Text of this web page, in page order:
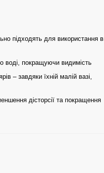
підходять для використання в
воді, покращуючи видимість
– завдяки їхній малій вазі,
дісторсії та покращення